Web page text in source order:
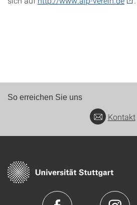
So erreichen Sie uns
Kontakt